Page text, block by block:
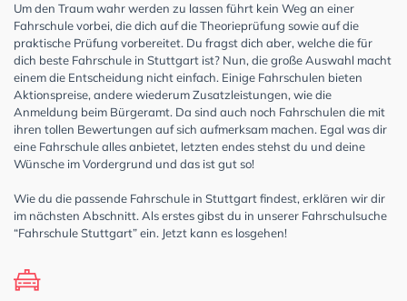
Um den Traum wahr werden zu lassen führt kein Weg an einer
Fahrschule vorbei, die dich auf die Theorieprüfung sowie auf die
praktische Prüfung vorbereitet. Du fragst dich aber, welche die für
dich beste Fahrschule in Stuttgart ist? Nun, die große Auswahl macht
einem die Entscheidung nicht einfach. Einige Fahrschulen bieten
Aktionspreise, andere wiederum Zusatzleistungen, wie die
Anmeldung beim Bürgeramt. Da sind auch noch Fahrschulen die mit
ihren tollen Bewertungen auf sich aufmerksam machen. Egal was dir
eine Fahrschule alles anbietet, letzten endes stehst du und deine
Wünsche im Vordergrund und das ist gut so!
Wie du die passende Fahrschule in Stuttgart findest, erklären wir dir
im nächsten Abschnitt. Als erstes gibst du in unserer Fahrschulsuche
“Fahrschule Stuttgart” ein. Jetzt kann es losgehen!